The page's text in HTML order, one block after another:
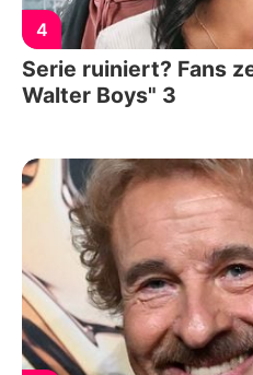
4
Serie ruiniert? Fans
Walter Boys" 3